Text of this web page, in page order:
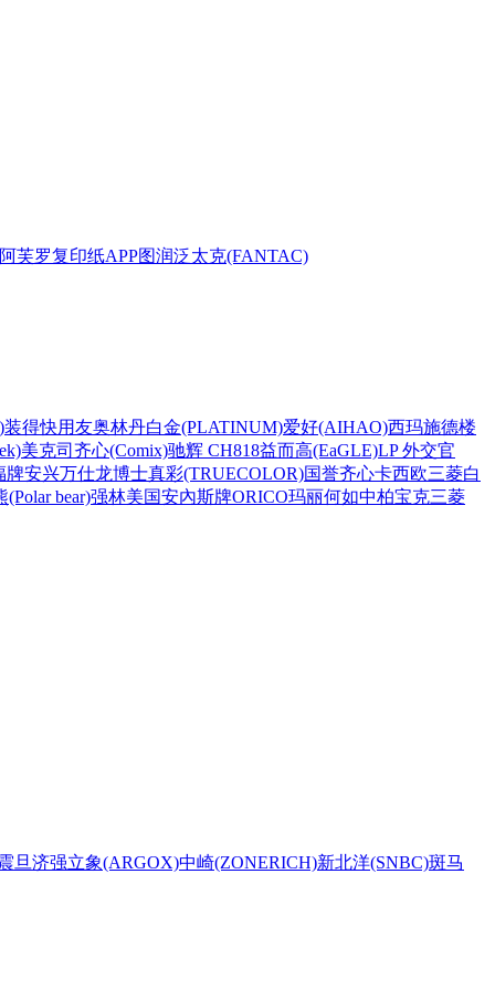
阿芙罗复印纸APP图润泛太克(FANTAC)
装得快用友奥林丹白金(PLATINUM)爱好(AIHAO)西玛施德楼
美克司 齐心(Comix)驰辉 CH818益而高(EaGLE)LP 外交官
牌安兴万仕龙博士真彩(TRUECOLOR)国誉齐心卡西欧三菱白
(Polar bear)强林美国安內斯牌ORICO玛丽何如中柏宝克三菱
旦济强立象(ARGOX)中崎(ZONERICH)新北洋(SNBC)斑马